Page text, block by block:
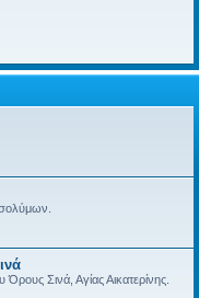
Σινά, Αγίας Αικατερίνης.